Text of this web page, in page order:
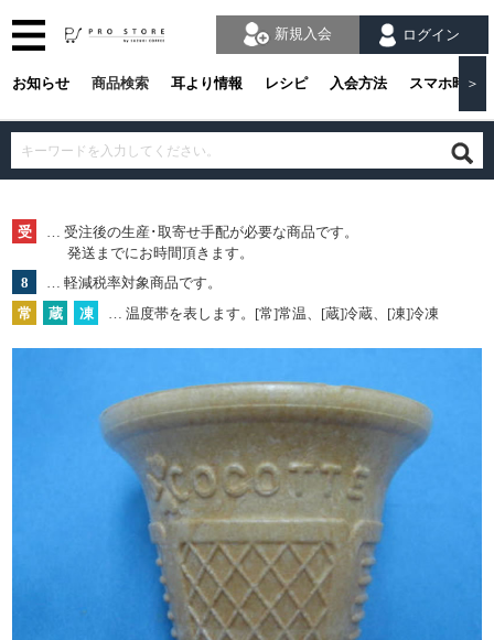
お知らせ 商品検索 耳より情報 レシピ 入会方法 スマホ時の
＞
ログイン
新規入会
受
… 受注後の生産･取寄せ手配が必要な商品です。
発送までにお時間頂きます。
8
… 軽減税率対象商品です。
常
蔵 凍 … 温度帯を表します。[常]常温、[蔵]冷蔵、[凍]冷凍